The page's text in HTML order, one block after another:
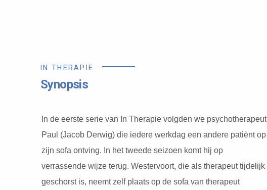
IN THERAPIE
Synopsis
In de eerste serie van In Therapie volgden we psychotherapeut
Paul (Jacob Derwig) die iedere werkdag een andere patiënt op
zijn sofa ontving. In het tweede seizoen komt hij op
verrassende wijze terug. Westervoort, die als therapeut tijdelijk
geschorst is, neemt zelf plaats op de sofa van therapeut